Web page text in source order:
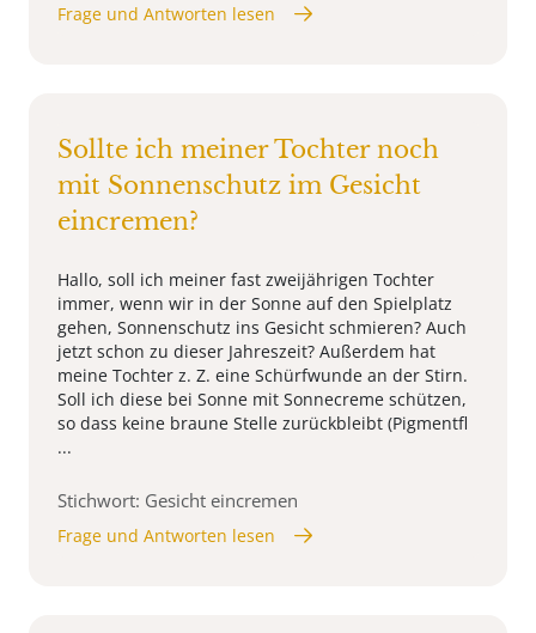
Frage und Antworten lesen
Sollte ich meiner Tochter noch
mit Sonnenschutz im Gesicht
eincremen?
Hallo, soll ich meiner fast zweijährigen Tochter
immer, wenn wir in der Sonne auf den Spielplatz
gehen, Sonnenschutz ins Gesicht schmieren? Auch
jetzt schon zu dieser Jahreszeit? Außerdem hat
meine Tochter z. Z. eine Schürfwunde an der Stirn.
Soll ich diese bei Sonne mit Sonnecreme schützen,
so dass keine braune Stelle zurückbleibt (Pigmentfl
...
Stichwort: Gesicht eincremen
Frage und Antworten lesen